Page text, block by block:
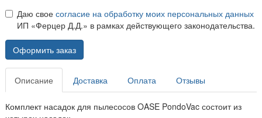
Даю свое согласие на обработку моих персональных данных
ИП «Ферцер Д.Д.» в рамках действующего законодательства.
Оформить заказ
Описание Доставка Оплата Отзывы
Комплект насадок для пылесосов OASE PondoVac состоит из